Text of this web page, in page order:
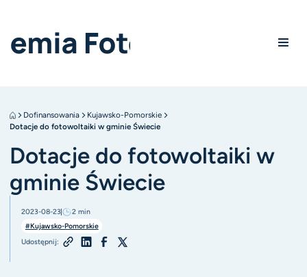
Dofinansowania
Kujawsko-Pomorskie
Dotacje do fotowoltaiki w gminie Świecie
Dotacje do fotowoltaiki w
gminie Świecie
2023-08-23 2 min
#Kujawsko-Pomorskie
Udostępnij: